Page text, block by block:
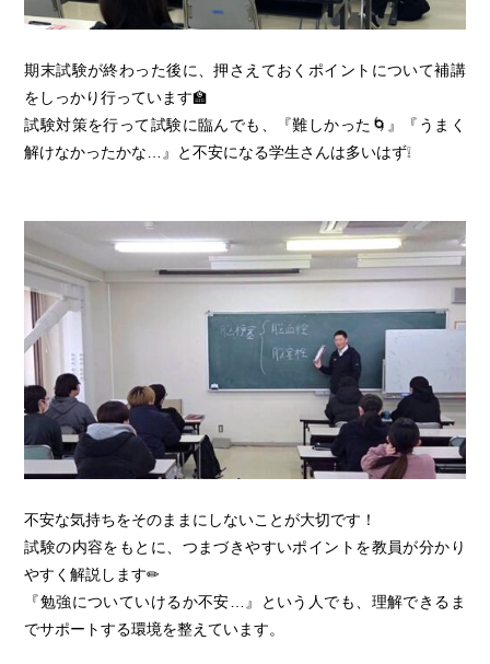
期末試験が終わった後に、押さえておくポイントについて補講
をしっかり行っています🏫
試験対策を行って試験に臨んでも、『難しかった🌀』『うまく
解けなかったかな…』と不安になる学生さんは多いはず❕
不安な気持ちをそのままにしないことが大切です！
試験の内容をもとに、つまづきやすいポイントを教員が分かり
やすく解説します✏
『勉強についていけるか不安…』という人でも、理解できるま
でサポートする環境を整えています。